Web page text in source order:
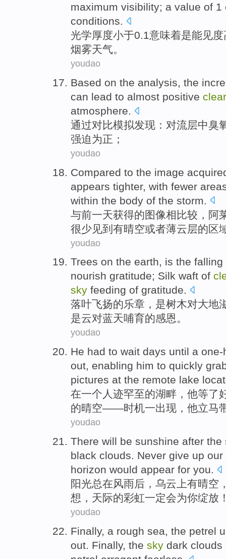
maximum visibility; a value of 1
conditions.
光学厚度小于0.1意味着是能见度
烟雾天气。
youdao
Based on the analysis, the
can lead to almost positive
atmosphere.
通过对比模拟发现： 对流层中臭
强迫为正 ；
youdao
Compared to the image
appears tighter, with fewer
within the body of the storm.
与前一天获得的图像相比较 ， 阿
很少见到有晴空或者薄云层的区
youdao
Trees on the earth, is the falling
nourish gratitude; Silk waft of
sky feeding of gratitude.
落叶飞扬的乐章 ， 是树木对大地
是云对蓝天哺育的感恩。
youdao
He had to wait days until a one-
out, enabling him to quickly
pictures at the remote lake
在一个人迹罕至的湖畔， 他等了
的晴空——时机一出现， 他立马
youdao
There will be sunshine after the
black clouds. Never give up our
horizon would appear for you.
阳光总在风雨后 ， 乌云 上有晴空
想 ， 天际的彩虹一定会为你绽放
youdao
Finally, a rough sea, the petrel
out. Finally, the sky dark clouds